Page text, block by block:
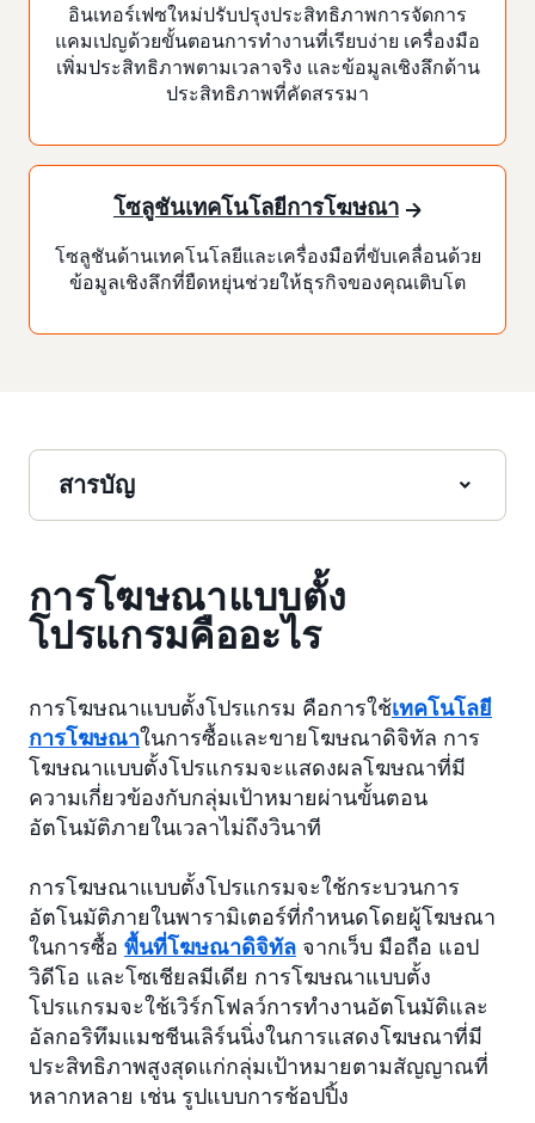
อินเทอร์เฟซใหม่ปรับปรุงประสิทธิภาพการจัดการ
แคมเปญด้วยขั้นตอนการทำงานที่เรียบง่าย เครื่องมือ
เพิ่มประสิทธิภาพตามเวลาจริง และข้อมูลเชิงลึกด้าน
ประสิทธิภาพที่คัดสรรมา
โซลูชันเทคโนโลยีการโฆษณา
โซลูชันด้านเทคโนโลยีและเครื่องมือที่ขับเคลื่อนด้วย
ข้อมูลเชิงลึกที่ยืดหยุ่นช่วยให้ธุรกิจของคุณเติบโต
สารบัญ
การโฆษณาแบบตั้ง
โปรแกรมคืออะไร
การโฆษณาแบบตั้งโปรแกรม คือการใช้เทคโนโลยี
การโฆษณาในการซื้อและขายโฆษณาดิจิทัล การ
โฆษณาแบบตั้งโปรแกรมจะแสดงผลโฆษณาที่มี
ความเกี่ยวข้องกับกลุ่มเป้าหมายผ่านขั้นตอน
อัตโนมัติภายในเวลาไม่ถึงวินาที
การโฆษณาแบบตั้งโปรแกรมจะใช้กระบวนการ
อัตโนมัติภายในพารามิเตอร์ที่กำหนดโดยผู้โฆษณา
ในการซื้อ พื้นที่โฆษณาดิจิทัล จากเว็บ มือถือ แอป
วิดีโอ และโซเชียลมีเดีย การโฆษณาแบบตั้ง
โปรแกรมจะใช้เวิร์กโฟลว์การทำงานอัตโนมัติและ
อัลกอริทึมแมชชีนเลิร์นนิ่งในการแสดงโฆษณาที่มี
ประสิทธิภาพสูงสุดแก่กลุ่มเป้าหมายตามสัญญาณที่
หลากหลาย เช่น รูปแบบการช้อปปิ้ง